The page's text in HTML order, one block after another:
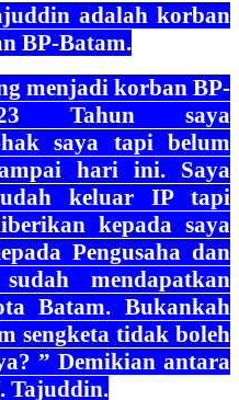
adalah korban
BP-Batam.
menjadi korban BP-
Tahun saya
saya tapi belum
hari ini. Saya
keluar IP tapi
kepada saya
Pengusaha dan
mendapatkan
Batam. Bukankah
sengketa tidak boleh
” Demikian antara
Tajuddin.